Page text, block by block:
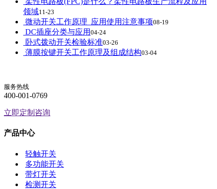
领域11-23
微动开关工作原理_应用使用注意事项08-19
DC插座分类与应用 04-24
卧式拨动开关检验标准03-26
薄膜按键开关工作原理及组成结构03-04
服务热线
400-001-0769
立即定制咨询
产品中心
轻触开关
多功能开关
带灯开关
检测开关